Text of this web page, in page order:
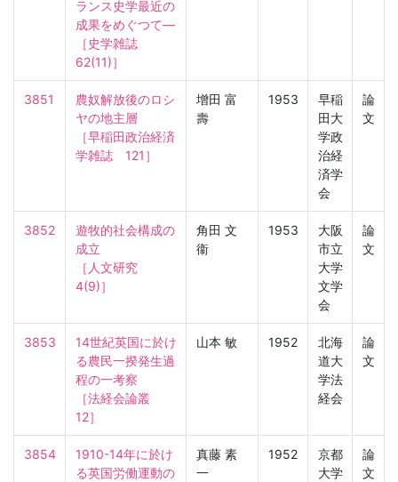
ランス史学最近の
成果をめぐつて—
［史学雑誌
62(11)］
3851
農奴解放後のロシ
ヤの地主層
［早稲田政治経済
学雑誌　121］
增田 富
壽
1953
早稲
田大
学政
治経
済学
会
論
文
3852
遊牧的社会構成の
成立
［人文研究
4(9)］
角田 文
衞
1953
大阪
市立
大学
文学
会
論
文
3853
14世紀英国に於け
る農民一揆発生過
程の一考察
［法経会論叢
12］
山本 敏 1952
北海
道大
学法
経会
論
文
3854
1910-14年に於け
る英国労働運動の
真藤 素
一
1952
京都
大学
論
文